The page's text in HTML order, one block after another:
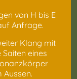
von H bis E
Anfrage.
Klang mit
eines